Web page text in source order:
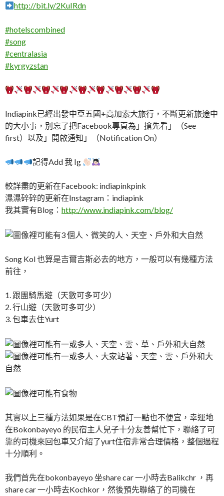
http://bit.ly/2KuIRdn
#hotelscombined
#song
#centralasia
#kyrgyzstan
Indiapink已經出發中亞五國+高加索大旅行，不斷更新旅途中
的大小事，別忘了把Facebook專頁為」搶先看」（See
first）以及」開啟通知」（Notification On）
記得Add 我 Ig
較詳盡的更新在Facebook: indiapinkpink
濕濕碎碎的更新在Instagram：indiapink
我其實有Blog： http://www.indiapink.com/blog/
Song Kol 也算是吉爾吉斯必去的地方，一般可以有幾種方法
前往，
1. 跟團騎馬遊（天數可多可少）
2. 行山遊（天數可多可少）
3. 包車去住Yurt
其實以上三種方法如果是在CBT預訂一點也不便宜，幸運地
在Bokonbayeyo 的民宿主人兒子十分友善幫忙下，聯絡了可
靠的司機來回包車又介紹了yurt住宿非常合理價格，整個過程
十分順利。
我們首先在bokonbayeyo 坐share car 一小時去Balikchr ，再
share car 一小時去Kochkor，然後預先聯絡了的司機在